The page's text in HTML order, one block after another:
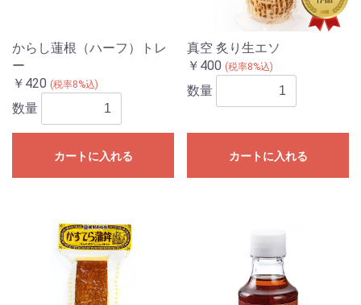
からし蓮根（ハーフ）トレ
ー
￥420 (税率8%込)
数量
カートに入れる
真空 炙り生エソ
￥400 (税率8%込)
数量
カートに入れる